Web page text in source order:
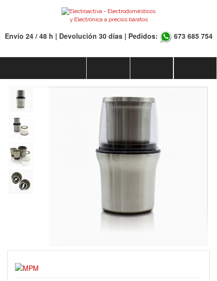
Envío 24 / 48 h | Devolución 30 días | Pedidos: 673 685 754